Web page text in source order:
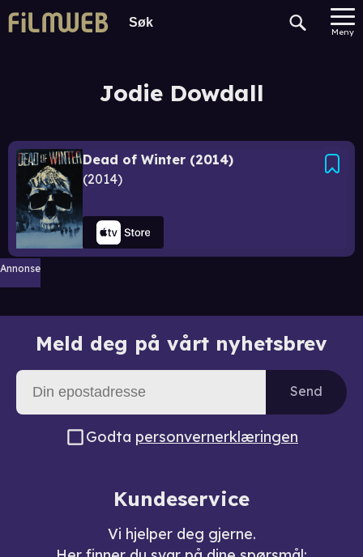
Meny
Jodie Dowdall
Dead of Winter (2014)
2014
Annonse
Meld deg på vårt nyhetsbrev
Send
Godta personvernerklæringen
Kundeservice
Vi hjelper deg gjerne.